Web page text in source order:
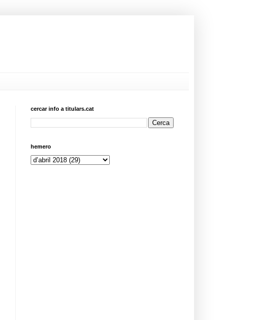
cercar info a titulars.cat
hemero